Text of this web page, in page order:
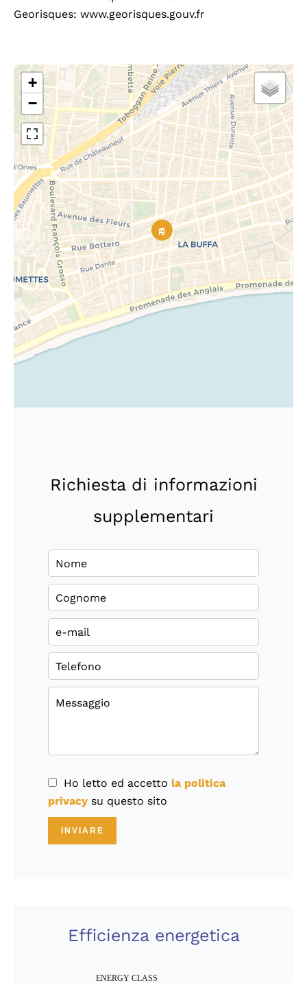
Georisques: www.georisques.gouv.fr
+
−
Richiesta di informazioni
supplementari
Ho letto ed accetto la politica
privacy su questo sito
INVIARE
Efficienza energetica